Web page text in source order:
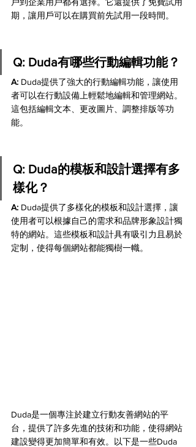
戶到企業用戶都有選擇。它還提供了免費試用
期，讓用戶可以在購買前先試用一段時間。
Q: Duda有哪些行動編輯功能？
A: Duda提供了強大的行動編輯功能，讓使用
者可以在行動設備上輕鬆地編輯和管理網站。
這包括編輯文本、更改圖片、調整排版等功
能。
Q: Duda的模板和設計選擇有多
樣化？
A: Duda提供了多樣化的模板和設計選擇，讓
使用者可以根據自己的需求和品牌形象設計獨
特的網站。這些模板和設計具有吸引力且易於
定制，使得每個網站都能獨樹一幟。
Duda是一個專注於建立行動友善網站的平
台，提供了許多先進的技術和功能，使得網站
建設變得更加簡單和有效。以下是一些Duda